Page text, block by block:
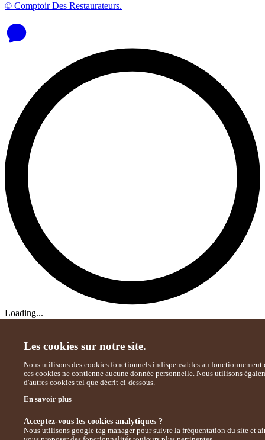
Les cookies sur notre site.
Nous utilisons des cookies fonctionnels indispensables au fonctionnement
ces cookies ne contienne aucune donnée personnelle. Nous utilisons
d'autres cookies tel que décrit ci-dessous.
En savoir plus
Acceptez-vous les cookies analytiques ?
Nous utilisons google tag manager pour suivre la fréquentation du site et
© Comptoir Des Restaurateurs.
Loading...